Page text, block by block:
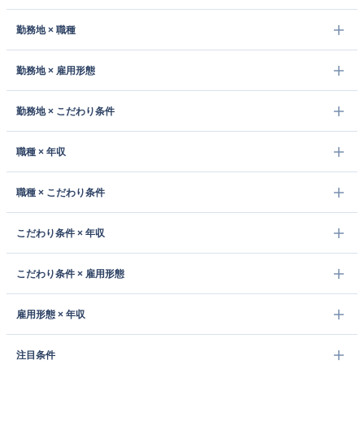
勤務地 × 職種
勤務地 × 雇用形態
勤務地 × こだわり条件
職種 × 年収
職種 × こだわり条件
こだわり条件 × 年収
こだわり条件 × 雇用形態
雇用形態 × 年収
注目条件